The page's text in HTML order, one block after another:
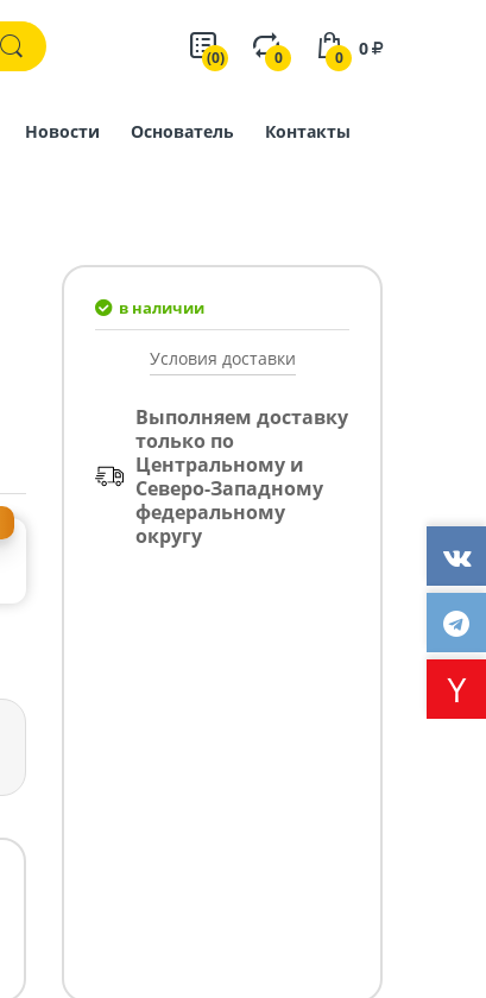
(0) 0 0 0
Новости Основатель Контакты
в наличии
Условия доставки
Выполняем доставку
только по
Центральному и
Северо-Западному
федеральному
округу